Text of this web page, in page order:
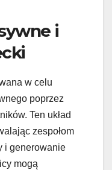
i
w celu
poprzez
Ten układ
zespołom
i generowanie
mogą